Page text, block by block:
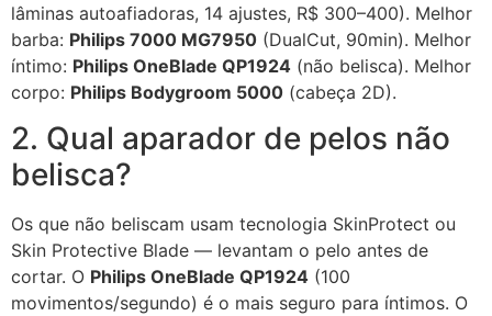
lâminas autoafiadoras, 14 ajustes, R$ 300–400). Melhor
barba: Philips 7000 MG7950 (DualCut, 90min). Melhor
íntimo: Philips OneBlade QP1924 (não belisca). Melhor
corpo: Philips Bodygroom 5000 (cabeça 2D).
2. Qual aparador de pelos não
belisca?
Os que não beliscam usam tecnologia SkinProtect ou
Skin Protective Blade — levantam o pelo antes de
cortar. O Philips OneBlade QP1924 (100
movimentos/segundo) é o mais seguro para íntimos. O